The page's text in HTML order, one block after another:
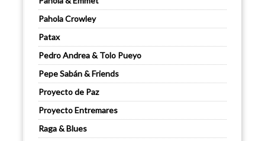
Pahola Crowley
Patax
Pedro Andrea & Tolo Pueyo
Pepe Sabán & Friends
Proyecto de Paz
Proyecto Entremares
Raga & Blues